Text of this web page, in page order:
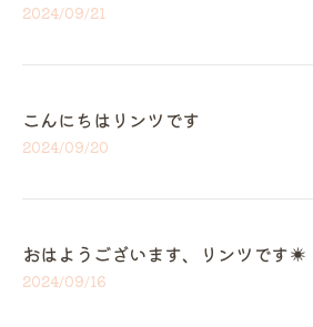
2024/09/21
こんにちはリンツです
2024/09/20
おはようございます、リンツです☀️
2024/09/16